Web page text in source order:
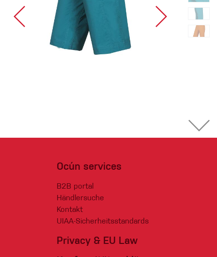
Ocún services
B2B portal
Händlersuche
Kontakt
UIAA-Sicherheitsstandards
Privacy & EU Law